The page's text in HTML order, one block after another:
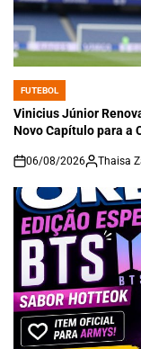
POSTED
IN
FUTEBOL
Vinicius Júnior
Novo Capítulo para a
on
06/08/2026 Thaisa